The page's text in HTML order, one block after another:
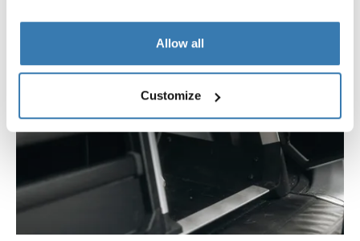
Allow all
Customize